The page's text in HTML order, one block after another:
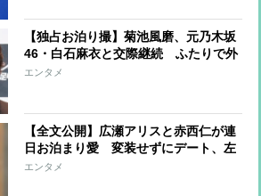
【独占お泊り撮】菊池風磨、元乃木坂
46・白石麻衣と交際継続 ふたりで外
出はせず、自宅で育む“おこもり愛”
エンタメ
【全文公開】広瀬アリスと赤西仁が連
日お泊まり愛 変装せずにデート、左
手薬指にはお揃いの指輪…出会って1
エンタメ